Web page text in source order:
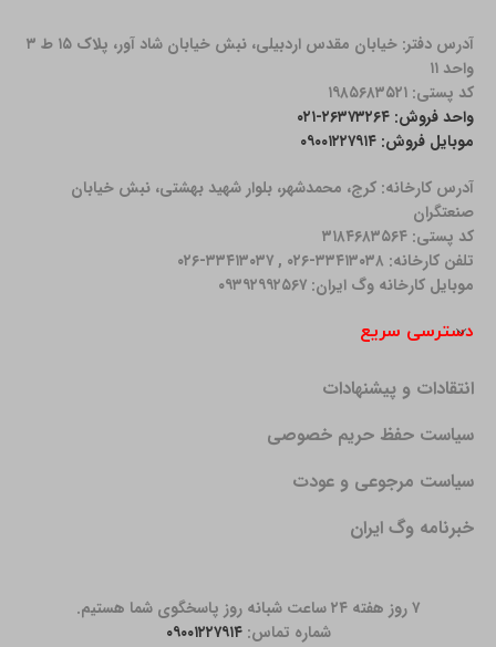
آدرس دفتر: خیابان مقدس اردبیلی، نبش خیابان شاد آور، پلاک ۱۵ ط ۳
واحد ۱۱
کد پستی: ۱۹۸۵۶۸۳۵۲۱
واحد فروش: ۲۶۳۷۳۲۶۴-۰۲۱
موبایل فروش: ۰۹۰۰۱۲۲۷۹۱۴
آدرس کارخانه: كرج، محمدشهر، بلوار شهید بهشتی، نبش خیابان
صنعتگران
کد پستی: ۳۱۸۴۶۸۳۵۶۴
تلفن کارخانه: ۳۳۴۱۳۰۳۸-۰۲۶ , ۳۳۴۱۳۰۳۷-۰۲۶
موبایل کارخانه وگ ایران: ۰۹۳۹۲۹۹۲۵۶۷
دسترسی سریع
انتقادات و پیشنهادات
سیاست حفظ حریم خصوصی
سیاست مرجوعی و عودت
خبرنامه وگ ایران
۷ روز هفته ۲۴ ساعت شبانه روز پاسخگوی شما هستیم.
شماره تماس:۰۹۰۰۱۲۲۷۹۱۴